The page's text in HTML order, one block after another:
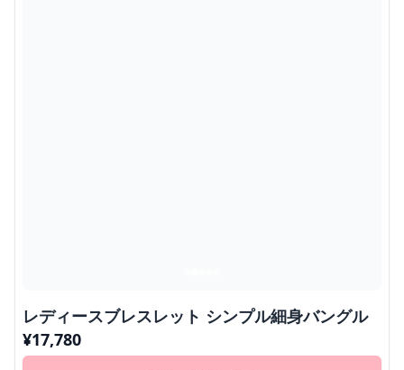
レディースブレスレット シンプル細身バングル
¥17,780